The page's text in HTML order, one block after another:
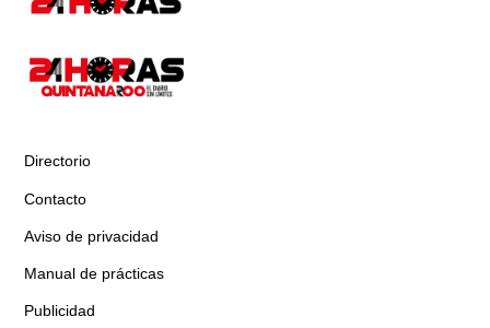
Directorio
Contacto
Aviso de privacidad
Manual de prácticas
Publicidad